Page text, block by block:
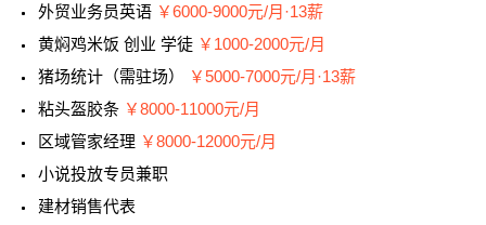
外贸业务员英语 ￥6000-9000元/月·13薪
黄焖鸡米饭 创业 学徒 ￥1000-2000元/月
猪场统计（需驻场）
￥5000-7000元/月·13薪
粘头盔胶条 ￥8000-11000元/月
区域管家经理 ￥8000-12000元/月
小说投放专员兼职
建材销售代表